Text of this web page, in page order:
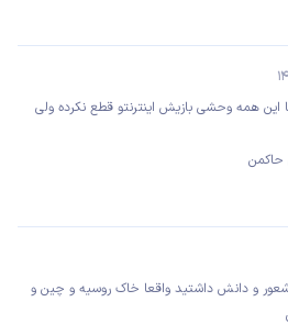
همه وحشی بازیش اینترنتو قطع نکرده ولی
حاکمن
و دانش داشتید واقعا خاک روسیه و چین و